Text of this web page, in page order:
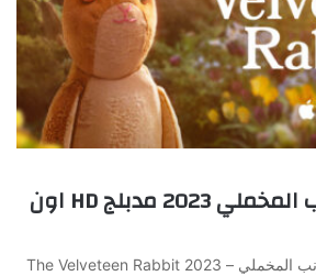
فيلم كرتون الأرنب المخملي 2023 مدبلج HD اون
مشاهدة وتحميل فيلم الأرنب المخملي – The Velveteen Rabbit 2023